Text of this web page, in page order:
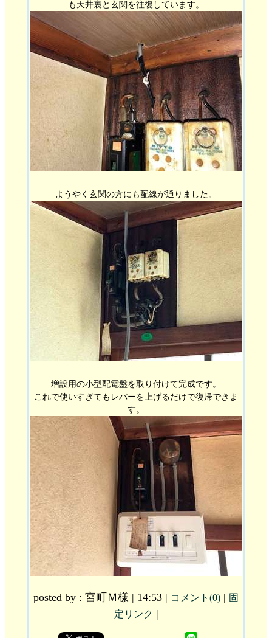
も天井裏と玄関を往復しています。
ようやく玄関の方にも配線が通りました。
増設用の小型配電盤を取り付けて完成です。
これで使いすぎてもレバーを上げるだけで復帰できま
す。
posted by : 宮町Ｍ様 | 14:53 | コメント(0) | 固
定リンク |